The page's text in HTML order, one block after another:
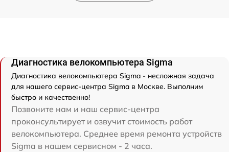
Диагностика велокомпьютера Sigma
Диагностика велокомпьютера Sigma - несложная задача
для нашего сервис-центра Sigma в Москве. Выполним
быстро и качественно!
Позвоните нам и наш сервис-центра
проконсультирует и озвучит стоимость работ
велокомпьютера. Среднее время ремонта устройств
Sigma в нашем сервисном - 2 часа.